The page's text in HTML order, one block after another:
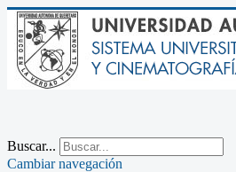
Buscar...
Cambiar navegación